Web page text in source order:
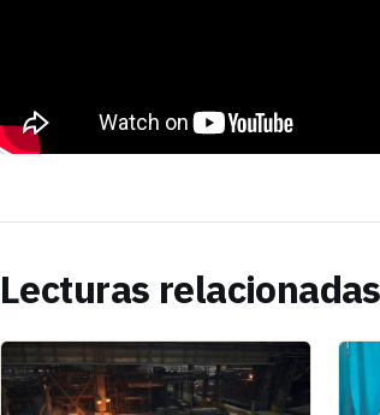
Lecturas relacionadas